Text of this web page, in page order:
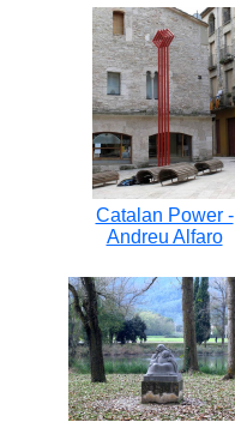
Catalan Power -
Andreu Alfaro